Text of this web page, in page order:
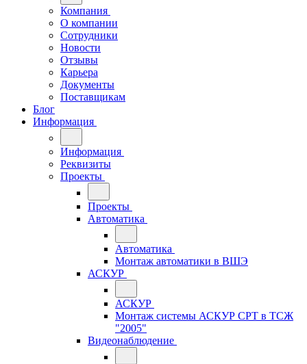
Компания
О компании
Сотрудники
Новости
Отзывы
Карьера
Документы
Поставщикам
Блог
Информация
Информация
Реквизиты
Проекты
Проекты
Автоматика
Автоматика
Монтаж автоматики в ВШЭ
АСКУР
АСКУР
Монтаж системы АСКУР СРТ в ТСЖ
"2005"
Видеонаблюдение